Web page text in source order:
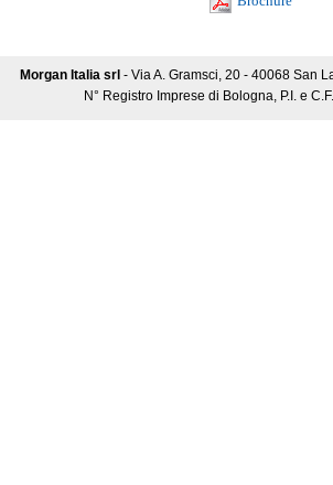
Morgan Italia srl - Via A. Gramsci, 20 - 40068 San
N° Registro Imprese di Bologna, P.I. e